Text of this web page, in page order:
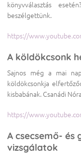
könyvválasztás
beszélgettünk.
https://
A köldökcsonk
Sajnos még a mai
köldökcsonkja
kisbabának. Csanádi
https://
A csecsemő-
vizsgálatok